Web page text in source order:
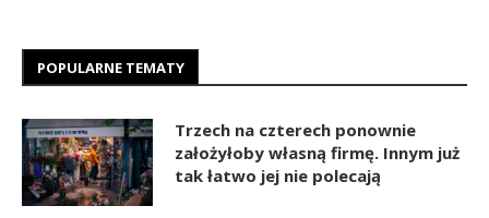
POPULARNE TEMATY
Trzech na czterech ponownie
założyłoby własną firmę. Innym już
tak łatwo jej nie polecają